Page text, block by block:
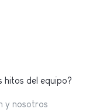
hitos del equipo?
y nosotros